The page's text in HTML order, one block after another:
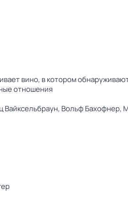
вино, в котором
отношения
Вайксельбраун, Вольф Бахофнер,